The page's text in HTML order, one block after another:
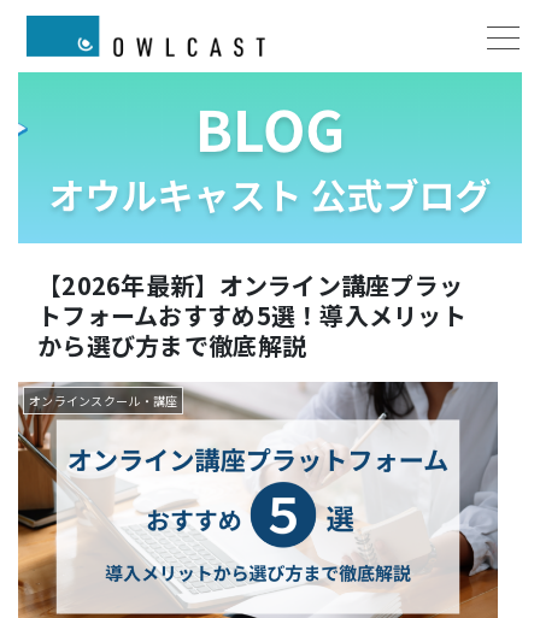
【2026年最新】オンライン講座プラッ
トフォームおすすめ5選！導入メリット
から選び方まで徹底解説
オンラインスクール・講座